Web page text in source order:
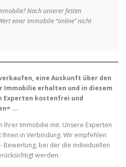
Nach unserer festen
einer Immobilie “online” nicht
eine Auskunft über den
erhalten und in diesem
Experten kostenfrei und
…
Ihrer Immobilie mit. Unsere Experten
in Verbindung. Wir empfehlen
Bewertung, bei der die individuellen
werden.